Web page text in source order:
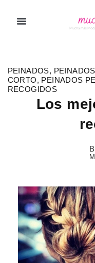
contenido
PEINADOS,
CORTO, PEINADOS
RECOGIDOS
Los